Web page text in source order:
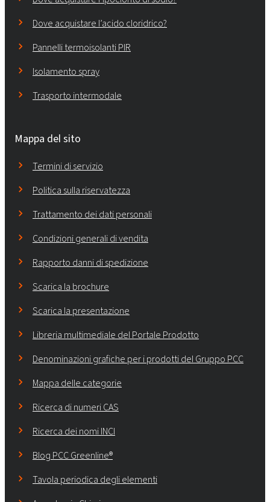
Dove acquistare l’acido cloridrico?
Pannelli termoisolanti PIR
Isolamento spray
Trasporto intermodale
Mappa del sito
Termini di servizio
Politica sulla riservatezza
Trattamento dei dati personali
Condizioni generali di vendita
Rapporto danni di spedizione
Scarica la brochure
Scarica la presentazione
Libreria multimediale del Portale Prodotto
Denominazioni grafiche per i prodotti del Gruppo PCC
Mappa delle categorie
Ricerca di numeri CAS
Ricerca dei nomi INCI
Blog PCC Greenline®
Tavola periodica degli elementi